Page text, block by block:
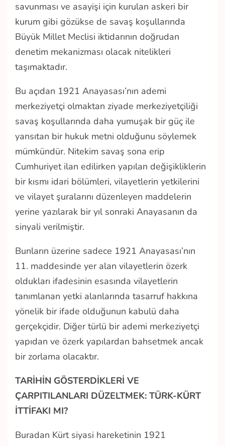
savunması ve asayişi için kurulan askeri bir
kurum gibi gözükse de savaş koşullarında
Büyük Millet Meclisi iktidarının doğrudan
denetim mekanizması olacak nitelikleri
taşımaktadır.
Bu açıdan 1921 Anayasası’nın ademi
merkeziyetçi olmaktan ziyade merkeziyetçiliği
savaş koşullarında daha yumuşak bir güç ile
yansıtan bir hukuk metni olduğunu söylemek
mümkündür. Nitekim savaş sona erip
Cumhuriyet ilan edilirken yapılan değişikliklerin
bir kısmı idari bölümleri, vilayetlerin yetkilerini
ve vilayet şuralarını düzenleyen maddelerin
yerine yazılarak bir yıl sonraki Anayasanın da
sinyali verilmiştir.
Bunların üzerine sadece 1921 Anayasası’nın
11. maddesinde yer alan vilayetlerin özerk
oldukları ifadesinin esasında vilayetlerin
tanımlanan yetki alanlarında tasarruf hakkına
yönelik bir ifade olduğunun kabulü daha
gerçekçidir. Diğer türlü bir ademi merkeziyetçi
yapıdan ve özerk yapılardan bahsetmek ancak
bir zorlama olacaktır.
TARİHİN GÖSTERDİKLERİ VE
ÇARPITILANLARI DÜZELTMEK: TÜRK-KÜRT
İTTİFAKI MI?
Buradan Kürt siyasi hareketinin 1921